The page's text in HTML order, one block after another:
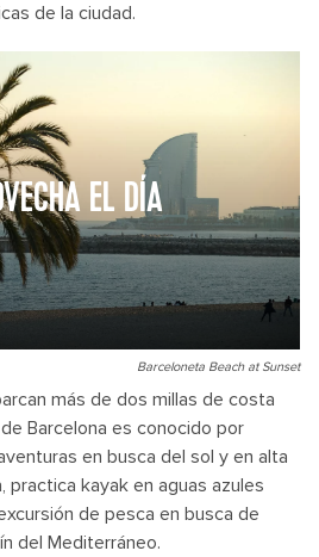
de la ciudad.
EL DÍA
Barceloneta Beach at Sunset
más de dos millas de costa
Barcelona es conocido por
en busca del sol y en alta
practica kayak en aguas azules
de pesca en busca de
del Mediterráneo.